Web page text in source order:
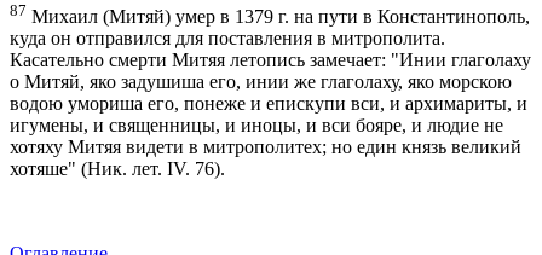
87 Михаил (Митяй) умер в 1379 г. на пути в Константинополь,
куда он отправился для поставления в митрополита.
Касательно смерти Митяя летопись замечает: "Инии глаголаху
о Митяй, яко задушиша его, инии же глаголаху, яко морскою
водою умориша его, понеже и епискупи вси, и архимариты, и
игумены, и священницы, и иноцы, и вси бояре, и людие не
хотяху Митяя видети в митрополитех; но един князь великий
хотяше" (Ник. лет. IV. 76).